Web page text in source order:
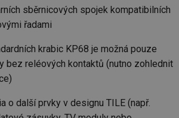
sběrnicových spojek kompatibilních
řadami
krabic KP68 je možná pouze
bez reléových kontaktů (nutno zohlednit
o další prvky v designu TILE (např.